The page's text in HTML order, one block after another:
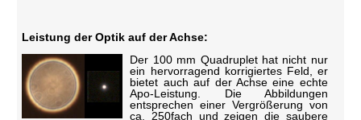
Leistung der Optik auf der Achse:
Der 100 mm Quadruplet hat nicht nur
ein hervorragend korrigiertes Feld, er
bietet auch auf der Achse eine echte
Apo-Leistung. Die Abbildungen
entsprechen einer Vergrößerung von
ca. 250fach und zeigen die saubere